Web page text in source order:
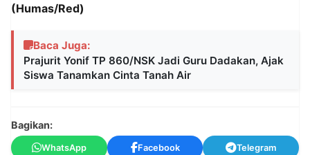
(Humas/Red)
Baca Juga:
Prajurit Yonif TP 860/NSK Jadi Guru Dadakan, Ajak
Siswa Tanamkan Cinta Tanah Air
Bagikan:
WhatsApp Facebook Telegram